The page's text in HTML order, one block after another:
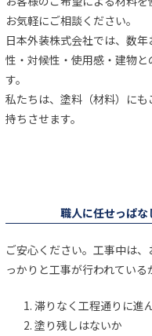
お気軽にご相談ください。
日本外装株式会社では、数
性・対候性・使用感・建物
す。
私たちは、塗料（材料）に
持ちさせます。
職人に任せっぱな
ご安心ください。工事中は
っかりと工事が行われている
滞りなく工程通りに進
塗り残しはないか